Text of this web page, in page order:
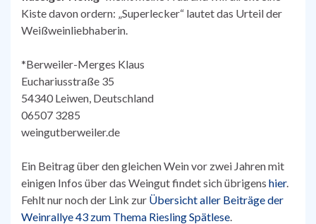
Kiste davon ordern: „Superlecker“ lautet das Urteil der
Weißweinliebhaberin.
*Berweiler-Merges Klaus
Euchariusstraße 35
54340 Leiwen, Deutschland
06507 3285
weingutberweiler.de‎
Ein Beitrag über den gleichen Wein vor zwei Jahren mit
einigen Infos über das Weingut findet sich übrigens hier.
Fehlt nur noch der Link zur Übersicht aller Beiträge der
Weinrallye 43 zum Thema Riesling Spätlese